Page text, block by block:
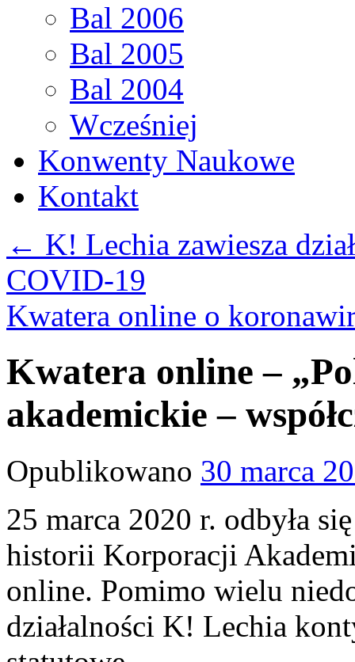
Bal 2006
Bal 2005
Bal 2004
Wcześniej
Konwenty Naukowe
Kontakt
← K! Lechia zawiesza
COVID-19
Kwatera online o
Kwatera online –
akademickie –
Opublikowano 30 marca
25 marca 2020 r. odbyła
historii Korporacji
online. Pomimo wielu
działalności K! Lechia